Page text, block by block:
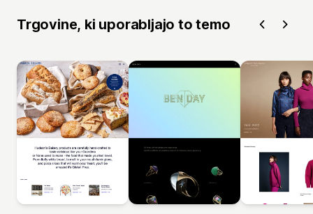
Trgovine, ki uporabljajo to temo